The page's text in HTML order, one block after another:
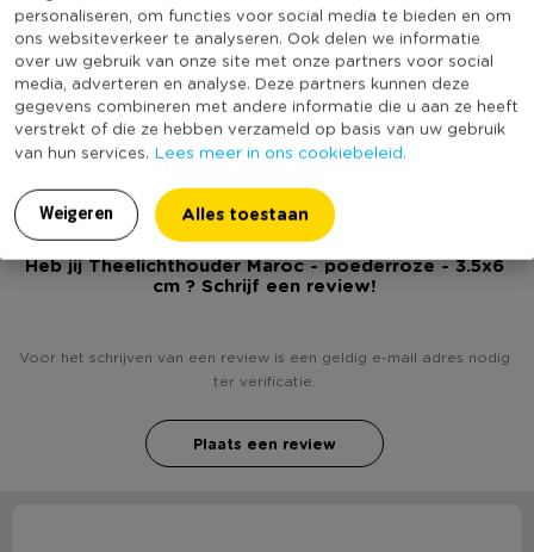
personaliseren, om functies voor social media te bieden en om
ons websiteverkeer te analyseren. Ook delen we informatie
over uw gebruik van onze site met onze partners voor social
media, adverteren en analyse. Deze partners kunnen deze
gegevens combineren met andere informatie die u aan ze heeft
verstrekt of die ze hebben verzameld op basis van uw gebruik
van hun services. Lees meer in ons cookiebeleid.
Weigeren Alles toestaan
* Diameter van 6 cm
* Verkrijgbaar in diverse kleuren
Diameter (cm)
6
Producthoogte (cm)
3.5
Kleur
Roze
Duurzaamheidsscore
(Nog) geen score
bekend
Heb jij Theelichthouder Maroc - poederroze - 3.5x6
cm ? Schrijf een review!
Voor het schrijven van een review is een geldig e-mail adres nodig
ter verificatie.
Plaats een review